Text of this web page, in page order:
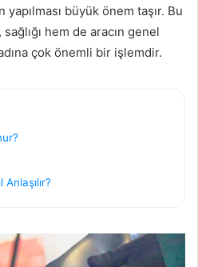
büyük önem taşır. Bu
hem de aracın genel
çok önemli bir işlemdir.